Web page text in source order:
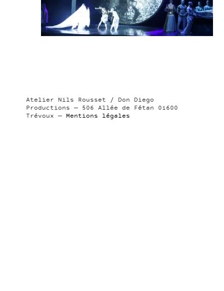
Atelier Nils Rousset / Don Diego
Productions — 506 Allée de Fétan 01600
Trévoux — Mentions légales